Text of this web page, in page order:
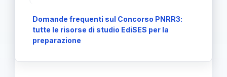
Domande frequenti sul Concorso PNRR3:
tutte le risorse di studio EdiSES per la
preparazione